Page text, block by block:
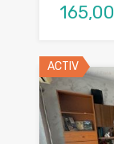
ACTIV